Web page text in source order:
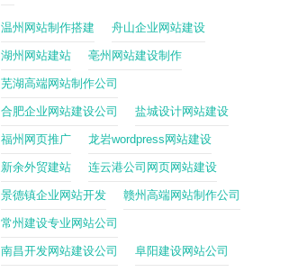
温州网站制作搭建 舟山企业网站建设
湖州网站建站 亳州网站建设制作
芜湖高端网站制作公司
合肥企业网站建设公司 盐城设计网站建设
福州网页推广 龙岩wordpress网站建设
新余外贸建站 连云港公司网页网站建设
景德镇企业网站开发 赣州高端网站制作公司
常州建设专业网站公司
南昌开发网站建设公司 阜阳建设网站公司